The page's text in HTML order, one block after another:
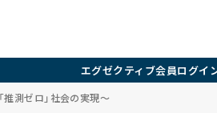
エグゼクティブ会員ログイ
測ゼロ」社会の実現～